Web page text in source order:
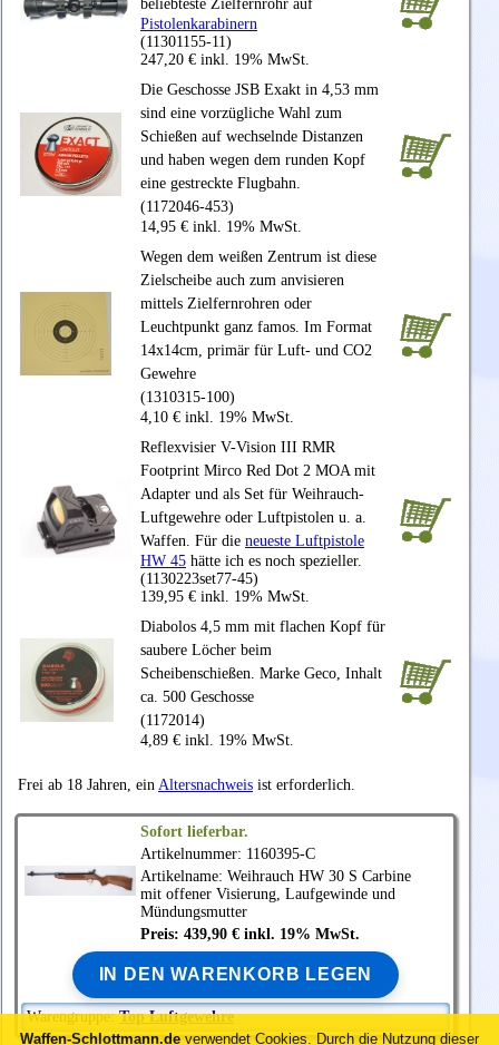
beliebteste Zielfernrohr auf
Pistolenkarabinern
(11301155-11)
247,20 € inkl. 19% MwSt.
Die Geschosse JSB Exakt in 4,53 mm
sind eine vorzügliche Wahl zum
Schießen auf wechselnde Distanzen
und haben wegen dem runden Kopf
eine gestreckte Flugbahn.
(1172046-453)
14,95 € inkl. 19% MwSt.
Wegen dem weißen Zentrum ist diese
Zielscheibe auch zum anvisieren
mittels Zielfernrohren oder
Leuchtpunkt ganz famos. Im Format
14x14cm, primär für Luft- und CO2
Gewehre
(1310315-100)
4,10 € inkl. 19% MwSt.
Reflexvisier V-Vision III RMR
Footprint Mirco Red Dot 2 MOA mit
Adapter und als Set für Weihrauch-
Luftgewehre oder Luftpistolen u. a.
Waffen. Für die neueste Luftpistole
HW 45 hätte ich es noch spezieller.
(1130223set77-45)
139,95 € inkl. 19% MwSt.
Diabolos 4,5 mm mit flachen Kopf für
saubere Löcher beim
Scheibenschießen. Marke Geco, Inhalt
ca. 500 Geschosse
(1172014)
4,89 € inkl. 19% MwSt.
Frei ab 18 Jahren, ein Altersnachweis ist erforderlich.
Sofort lieferbar.
Artikelnummer: 1160395-C
Artikelname: Weihrauch HW 30 S Carbine
mit offener Visierung, Laufgewinde und
Mündungsmutter
Preis: 439,90 € inkl. 19% MwSt.
IN DEN WARENKORB LEGEN
Warengruppe:Top Luftgewehre
Waffen-Schlottmann.de verwendet Cookies. Durch die Nutzung dieser